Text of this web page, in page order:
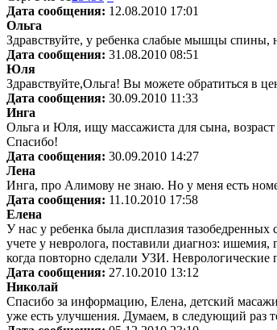
Дата сообщения: 12.08.2010 17:01
Ольга
Здравствуйте, у ребенка слабые мышцы спины,
Дата сообщения: 31.08.2010 08:51
Юля
Здравствуйте,Ольга! Вы можете обратиться в
Дата сообщения: 30.09.2010 11:33
Инга
Ольга и Юля, ищу массажиста для сына,
Спасибо!
Дата сообщения: 30.09.2010 14:27
Лена
Инга, про Алимову не знаю. Но у меня есть
Дата сообщения: 11.10.2010 17:58
Елена
У нас у ребенка была дисплазия
учете у невролога, поставили диагноз:
когда повторно сделали УЗИ.
Дата сообщения: 27.10.2010 13:12
Николай
Спасибо за информацию, Елена, детский
уже есть улучшения. Думаем, в следующий раз